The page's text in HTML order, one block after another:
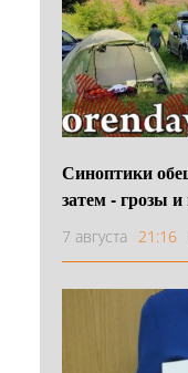
Синоптики
затем - грозы
7 августа 21:16